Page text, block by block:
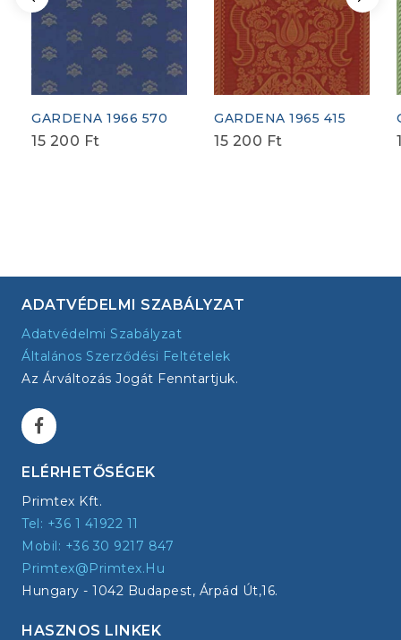
GARDENA 1966 570
15 200 Ft
GARDENA 1965 415
15 200 Ft
ADATVÉDELMI SZABÁLYZAT
Adatvédelmi Szabályzat
Általános Szerződési Feltételek
Az Árváltozás Jogát Fenntartjuk.
ELÉRHETŐSÉGEK
Primtex Kft.
Tel: +36 1 41922 11
Mobil: +36 30 9217 847
Primtex@primtex.hu
Hungary - 1042 Budapest, Árpád Út,16.
HASZNOS LINKEK